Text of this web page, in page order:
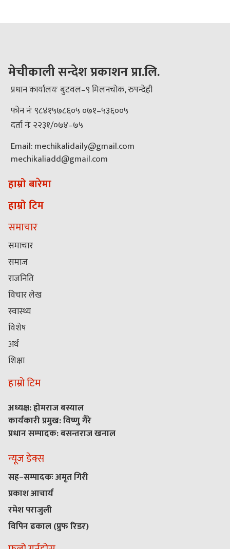
मेचीकाली सन्देश प्रकाशन प्रा.लि.
प्रधान कार्यालयः बुटवल–९ मिलनचोक, रुपन्देही
फोन नंः ९८४१५७८६०५ ०७१–५३६००५
दर्ता नंः २२३१/०७४–७५
Email: mechikalidaily@gmail.com
mechikaliadd@gmail.com
हाम्रो बारेमा
हाम्रो टिम
समाचार
समाचार
समाज
राजनिति
विचार लेख
स्वास्थ्य
विशेष
अर्थ
शिक्षा
हाम्रो टिम
अध्यक्ष: होमराज बस्याल
कार्यकारी प्रमुख: विष्णु गैरे
प्रधान सम्पादक: बसन्तराज खनाल
न्यूज डेक्स
सह–सम्पादकः अमृत गिरी
प्रकाश आचार्य
रमेश पराजुली
विपिन ढकाल (प्रुफ रिडर)